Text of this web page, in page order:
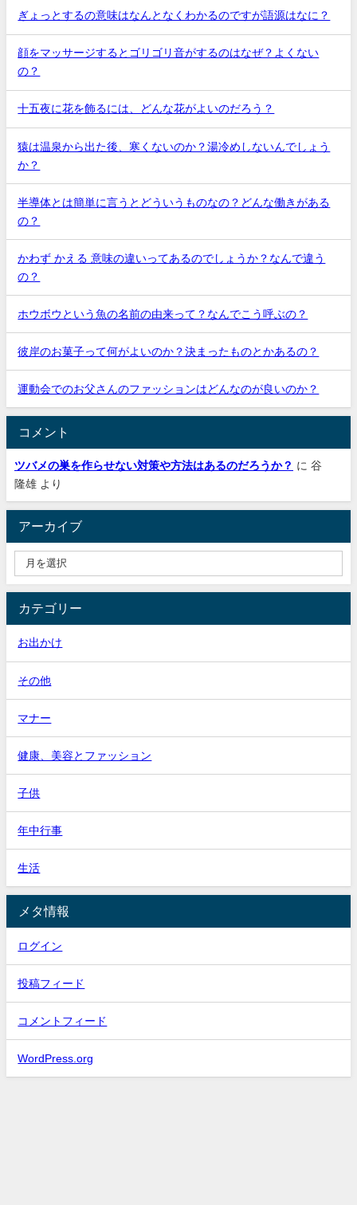
ぎょっとするの意味はなんとなくわかるのですが語源はなに？
顔をマッサージするとゴリゴリ音がするのはなぜ？よくない
の？
十五夜に花を飾るには、どんな花がよいのだろう？
猿は温泉から出た後、寒くないのか？湯冷めしないんでしょう
か？
半導体とは簡単に言うとどういうものなの？どんな働きがある
の？
かわず かえる 意味の違いってあるのでしょうか？なんで違う
の？
ホウボウという魚の名前の由来って？なんでこう呼ぶの？
彼岸のお菓子って何がよいのか？決まったものとかあるの？
運動会でのお父さんのファッションはどんなのが良いのか？
コメント
ツバメの巣を作らせない対策や方法はあるのだろうか？ に 谷
隆雄 より
アーカイブ
カテゴリー
お出かけ
その他
マナー
健康、美容とファッション
子供
年中行事
生活
メタ情報
ログイン
投稿フィード
コメントフィード
WordPress.org